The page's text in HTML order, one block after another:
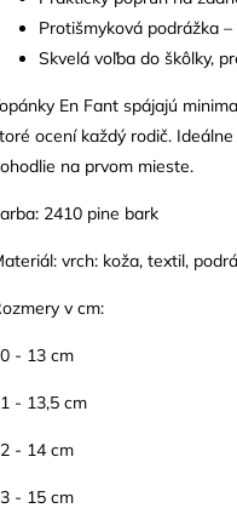
Protišmyková podrážka
Skvelá voľba do škôlky,
En Fant spájajú
ocení každý rodič.
na prvom mieste.
2410 pine bark
vrch: koža, textil,
v cm:
- 13 cm
- 13,5 cm
- 14 cm
- 15 cm